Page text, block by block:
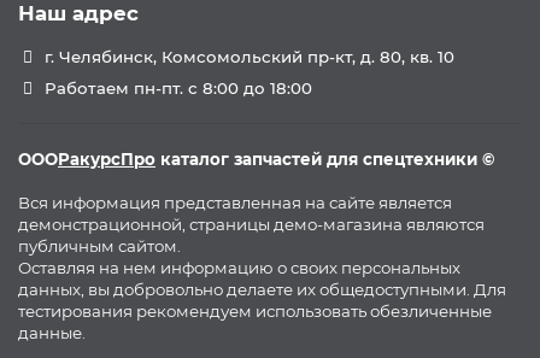
Наш адрес
г. Челябинск, Комсомольский пр-кт, д. 80, кв. 10
Работаем пн-пт. с 8:00 до 18:00
ОООРакурсПро каталог запчастей для спецтехники ©
Вся информация представленная на сайте является
демонстрационной, страницы демо-магазина являются
публичным сайтом.
Оставляя на нем информацию о своих персональных
данных, вы добровольно делаете их общедоступными. Для
тестирования рекомендуем использовать обезличенные
данные.